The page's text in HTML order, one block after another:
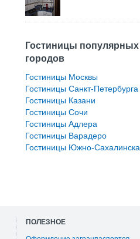
Гостиницы популярных
городов
Гостиницы Москвы
Гостиницы Санкт-Петербурга
Гостиницы Казани
Гостиницы Сочи
Гостиницы Адлера
Гостиницы Варадеро
Гостиницы Южно-Сахалинска
ПОЛЕЗНОЕ